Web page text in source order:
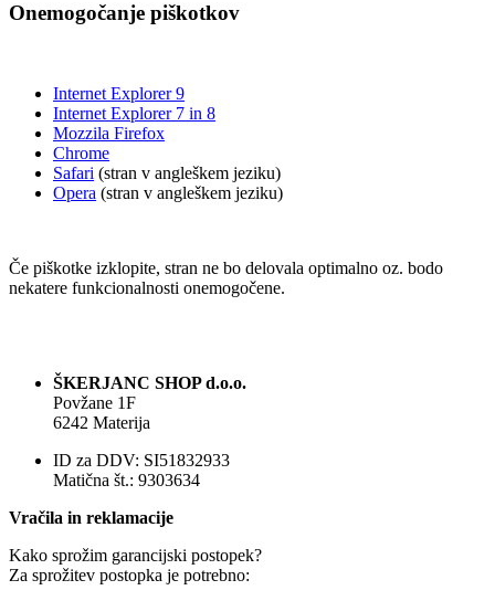
Onemogočanje piškotkov
Internet Explorer 9
Internet Explorer 7 in 8
Mozzila Firefox
Chrome
Safari (stran v angleškem jeziku)
Opera (stran v angleškem jeziku)
Če piškotke izklopite, stran ne bo delovala optimalno oz. bodo
nekatere funkcionalnosti onemogočene.
ŠKERJANC SHOP d.o.o.
Povžane 1F
6242 Materija
ID za DDV: SI51832933
Matična št.: 9303634
Vračila in reklamacije
Kako sprožim garancijski postopek?
Za sprožitev postopka je potrebno: